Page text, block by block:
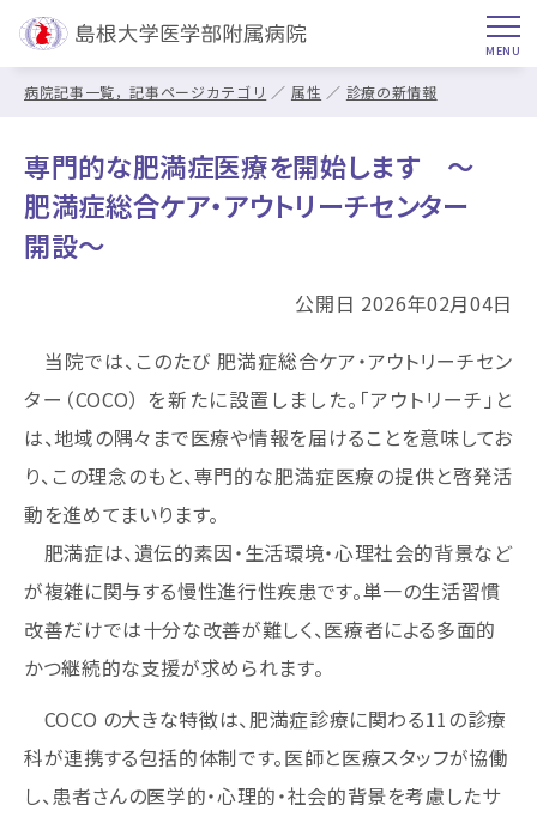
病院記事一覧，記事ページカテゴリ 属性 診療の新情報
専門的な肥満症医療を開始します ～
肥満症総合ケア・アウトリーチセンター
開設～
公開日 2026年02月04日
当院では、このたび 肥満症総合ケア・アウトリーチセン
ター（COCO） を新たに設置しました。「アウトリーチ」と
は、地域の隅々まで医療や情報を届けることを意味してお
り、この理念のもと、専門的な肥満症医療の提供と啓発活
動を進めてまいります。
肥満症は、遺伝的素因・生活環境・心理社会的背景など
が複雑に関与する慢性進行性疾患です。単一の生活習慣
改善だけでは十分な改善が難しく、医療者による多面的
かつ継続的な支援が求められます。
COCO の大きな特徴は、肥満症診療に関わる11の診療
科が連携する包括的体制です。医師と医療スタッフが協働
し、患者さんの医学的・心理的・社会的背景を考慮したサ